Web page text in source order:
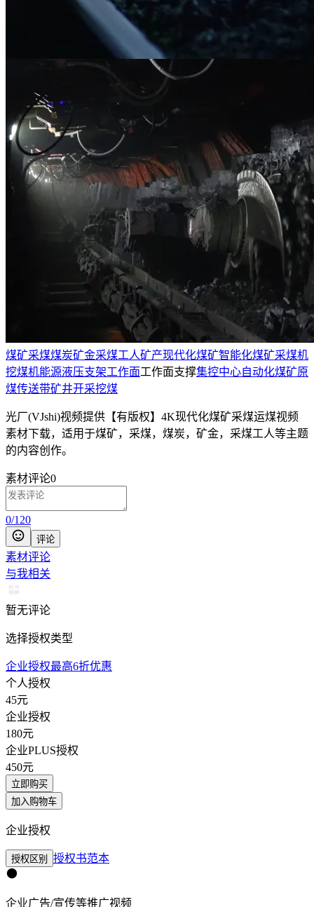
煤矿采煤煤炭矿金采煤工人矿产现代化煤矿智能化煤矿采煤机
挖煤机能源液压支架工作面工作面支撑集控中心自动化煤矿原
煤传送带矿井开采挖煤
光厂(VJshi)视频提供 【有版权】4K现代化煤矿采煤运煤视频
素材 下载，适用于煤矿，采煤，煤炭，矿金，采煤工人等主题
的内容创作。
素材评论0
0/120
评论
素材评论
与我相关
暂无评论
选择授权类型
企业授权最高6折优惠
个人授权
45元
企业授权
180元
企业PLUS授权
450元
立即购买
加入购物车
企业授权
授权区别 授权书范本
企业广告/宣传等推广视频